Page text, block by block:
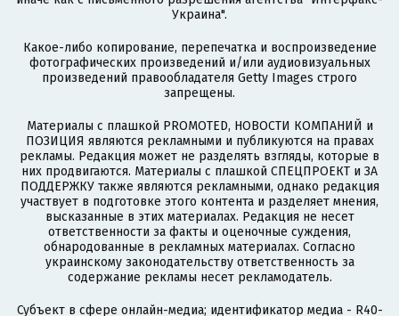
Украина".
Какое-либо копирование, перепечатка и воспроизведение
фотографических произведений и/или аудиовизуальных
произведений правообладателя Getty Images строго
запрещены.
Материалы с плашкой PROMOTED, НОВОСТИ КОМПАНИЙ и
ПОЗИЦИЯ являются рекламными и публикуются на правах
рекламы. Редакция может не разделять взгляды, которые в
них продвигаются. Материалы с плашкой СПЕЦПРОЕКТ и ЗА
ПОДДЕРЖКУ также являются рекламными, однако редакция
участвует в подготовке этого контента и разделяет мнения,
высказанные в этих материалах. Редакция не несет
ответственности за факты и оценочные суждения,
обнародованные в рекламных материалах. Согласно
украинскому законодательству ответственность за
содержание рекламы несет рекламодатель.
Субъект в сфере онлайн-медиа; идентификатор медиа - R40-